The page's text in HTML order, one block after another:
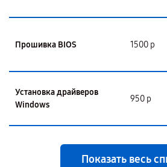
Прошивка BIOS 1500 р
Установка драйверов
Windows
950 р
Показать весь